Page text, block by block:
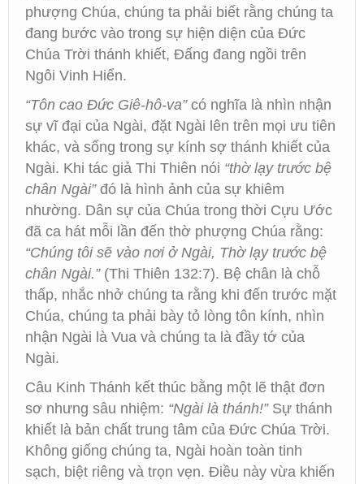
phượng Chúa, chúng ta phải biết rằng chúng ta
đang bước vào trong sự hiện diện của Đức
Chúa Trời thánh khiết, Đấng đang ngồi trên
Ngôi Vinh Hiển.
“Tôn cao Đức Giê-hô-va”có nghĩa là nhìn nhận
sự vĩ đại của Ngài, đặt Ngài lên trên mọi ưu tiên
khác, và sống trong sự kính sợ thánh khiết của
Ngài. Khi tác giả Thi Thiên nói “thờ lạy trước bệ
chân Ngài”đó là hình ảnh của sự khiêm
nhường. Dân sự của Chúa trong thời Cựu Ước
đã ca hát mỗi lần đến thờ phượng Chúa rằng:
“Chúng tôi sẽ vào nơi ở Ngài, Thờ lạy trước bệ
chân Ngài.”(Thi Thiên 132:7). Bệ chân là chỗ
thấp, nhắc nhở chúng ta rằng khi đến trước mặt
Chúa, chúng ta phải bày tỏ lòng tôn kính, nhìn
nhận Ngài là Vua và chúng ta là đầy tớ của
Ngài.
Câu Kinh Thánh kết thúc bằng một lẽ thật đơn
sơ nhưng sâu nhiệm: “Ngài là thánh!”Sự thánh
khiết là bản chất trung tâm của Đức Chúa Trời.
Không giống chúng ta, Ngài hoàn toàn tinh
sạch, biệt riêng và trọn vẹn. Điều này vừa khiến